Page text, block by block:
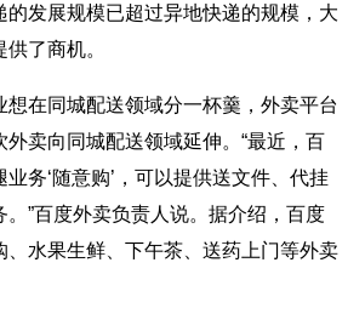
的发展规模已超过异地快递的规模，大
了商机。
在同城配送领域分一杯羹，外卖平台
卖向同城配送领域延伸。“最近，百
务‘随意购’，可以提供送文件、代挂
”百度外卖负责人说。据介绍，百度
、水果生鲜、下午茶、送药上门等外卖